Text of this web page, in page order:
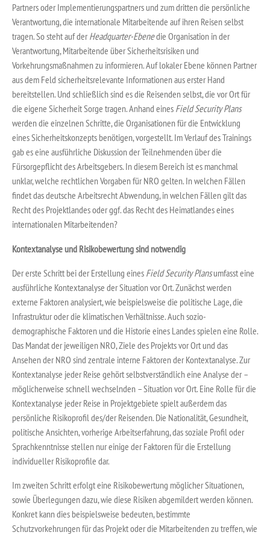
Partners oder Implementierungspartners und zum dritten die persönliche
Verantwortung, die internationale Mitarbeitende auf ihren Reisen selbst
tragen. So steht auf derHeadquarter-Ebenedie Organisation in der
Verantwortung, Mitarbeitende über Sicherheitsrisiken und
Vorkehrungsmaßnahmen zu informieren. Auf lokaler Ebene können Partner
aus dem Feld sicherheitsrelevante Informationen aus erster Hand
bereitstellen. Und schließlich sind es die Reisenden selbst, die vor Ort für
die eigene Sicherheit Sorge tragen. Anhand eines Field Security Plans
werden die einzelnen Schritte, die Organisationen für die Entwicklung
eines Sicherheitskonzepts benötigen, vorgestellt. Im Verlauf des Trainings
gab es eine ausführliche Diskussion der Teilnehmenden über die
Fürsorgepflicht des Arbeitsgebers. In diesem Bereich ist es manchmal
unklar, welche rechtlichen Vorgaben für NRO gelten. In welchen Fällen
findet das deutsche Arbeitsrecht Abwendung, in welchen Fällen gilt das
Recht des Projektlandes oder ggf. das Recht des Heimatlandes eines
internationalen Mitarbeitenden?
Kontextanalyse und Risikobewertung sind notwendig
Der erste Schritt bei der Erstellung eines Field Security Plansumfasst eine
ausführliche Kontextanalyse der Situation vor Ort. Zunächst werden
externe Faktoren analysiert, wie beispielsweise die politische Lage, die
Infrastruktur oder die klimatischen Verhältnisse. Auch sozio-
demographische Faktoren und die Historie eines Landes spielen eine Rolle.
Das Mandat der jeweiligen NRO, Ziele des Projekts vor Ort und das
Ansehen der NRO sind zentrale interne Faktoren der Kontextanalyse. Zur
Kontextanalyse jeder Reise gehört selbstverständlich eine Analyse der –
möglicherweise schnell wechselnden – Situation vor Ort. Eine Rolle für die
Kontextanalyse jeder Reise in Projektgebiete spielt außerdem das
persönliche Risikoprofil des/der Reisenden. Die Nationalität, Gesundheit,
politische Ansichten, vorherige Arbeitserfahrung, das soziale Profil oder
Sprachkenntnisse stellen nur einige der Faktoren für die Erstellung
individueller Risikoprofile dar.
Im zweiten Schritt erfolgt eine Risikobewertung möglicher Situationen,
sowie Überlegungen dazu, wie diese Risiken abgemildert werden können.
Konkret kann dies beispielsweise bedeuten, bestimmte
Schutzvorkehrungen für das Projekt oder die Mitarbeitenden zu treffen, wie